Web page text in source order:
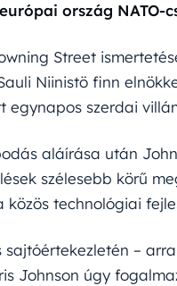
ország NATO-
Street
Niinistö finn
egynapos szerdai
aláírása után
szélesebb körű
technológiai
–
Johnson úgy